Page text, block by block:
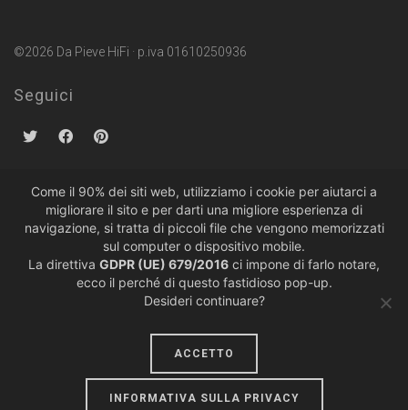
©2026 Da Pieve HiFi · p.iva 01610250936
Seguici
Politiche sulla Privacy·Condizioni di Vendita
design by
Come il 90% dei siti web, utilizziamo i cookie per aiutarci a
migliorare il sito e per darti una migliore esperienza di
navigazione, si tratta di piccoli file che vengono memorizzati
sul computer o dispositivo mobile.
La direttiva GDPR (UE) 679/2016 ci impone di farlo notare,
ecco il perché di questo fastidioso pop-up.
Desideri continuare?
ACCETTO
INFORMATIVA SULLA PRIVACY